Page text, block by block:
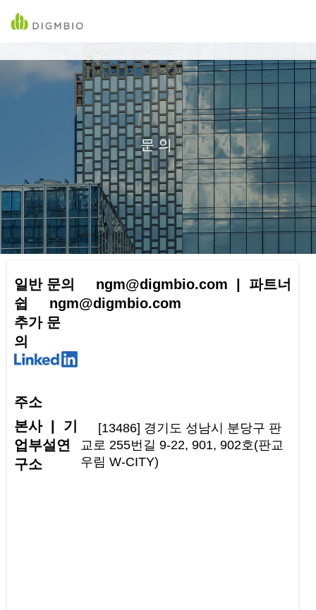
문의
일반 문의 ngm@digmbio.com | 파트너
쉽 ngm@digmbio.com
추가 문
의
주소
본사 | 기
업부설연
구소
[13486] 경기도 성남시 분당구 판
교로 255번길 9-22, 901, 902호(판교
우림 W-CITY)